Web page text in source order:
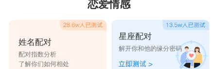
恋爱情感
姓名配对
配对指数分析
了解你们如何相处
星座配对
解开你和他的缘分密码